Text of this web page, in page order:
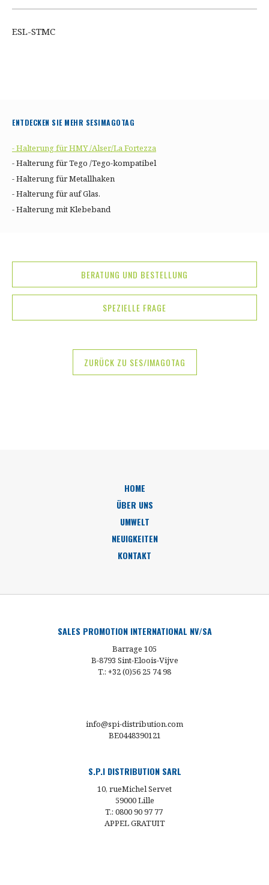
ESL-STMC
ENTDECKEN SIE MEHR SESIMAGOTAG
- Halterung für HMY /Alser/La Fortezza
- Halterung für Tego /Tego-kompatibel
- Halterung für Metallhaken
- Halterung für auf Glas.
- Halterung mit Klebeband
BERATUNG UND BESTELLUNG
SPEZIELLE FRAGE
ZURÜCK ZU SES/IMAGOTAG
HOME
ÜBER UNS
UMWELT
NEUIGKEITEN
KONTAKT
SALES PROMOTION INTERNATIONAL NV/SA
Barrage 105
B-8793 Sint-Eloois-Vijve
T.: +32 (0)56 25 74 98
info@spi-distribution.com
BE0448390121
S.P.I DISTRIBUTION SARL
10, rueMichel Servet
59000 Lille
T.: 0800 90 97 77
APPEL GRATUIT